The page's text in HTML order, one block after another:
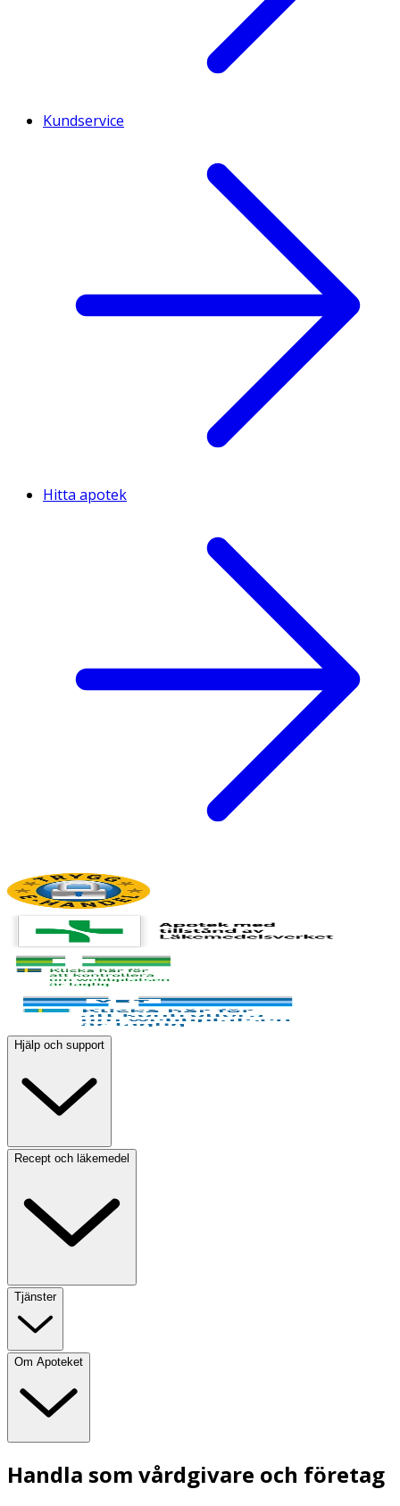
Kundservice
Hitta apotek
Hjälp och support
Recept och läkemedel
Tjänster
Om Apoteket
Handla som vårdgivare och företag